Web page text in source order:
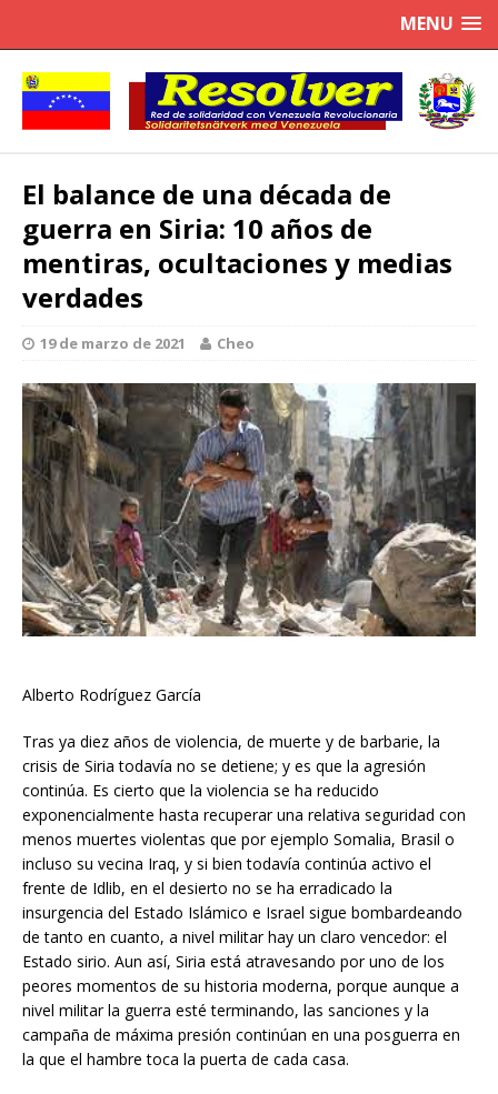
MENU
El balance de una década de
guerra en Siria: 10 años de
mentiras, ocultaciones y medias
verdades
19 de marzo de 2021 Cheo
Alberto Rodríguez García
Tras ya diez años de violencia, de muerte y de barbarie, la
crisis de Siria todavía no se detiene; y es que la agresión
continúa. Es cierto que la violencia se ha reducido
exponencialmente hasta recuperar una relativa seguridad con
menos muertes violentas que por ejemplo Somalia, Brasil o
incluso su vecina Iraq, y si bien todavía continúa activo el
frente de Idlib, en el desierto no se ha erradicado la
insurgencia del Estado Islámico e Israel sigue bombardeando
de tanto en cuanto, a nivel militar hay un claro vencedor: el
Estado sirio. Aun así, Siria está atravesando por uno de los
peores momentos de su historia moderna, porque aunque a
nivel militar la guerra esté terminando, las sanciones y la
campaña de máxima presión continúan en una posguerra en
la que el hambre toca la puerta de cada casa.